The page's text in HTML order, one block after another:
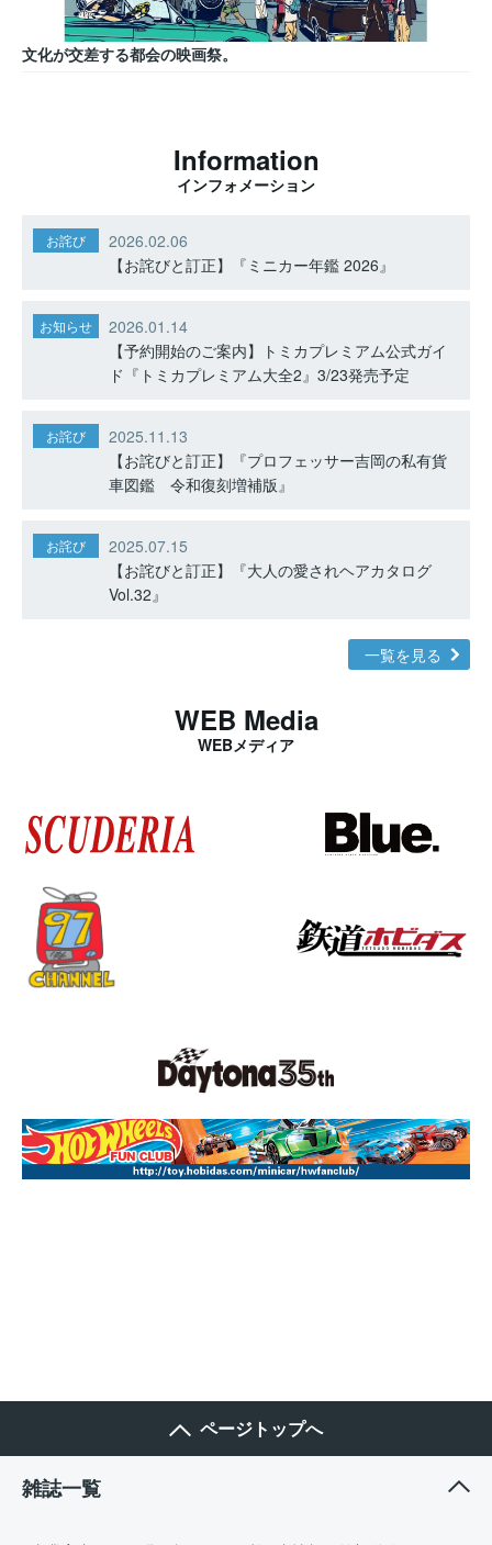
文化が交差する都会の映画祭。
Information
インフォメーション
お詫び
2026.02.06
【お詫びと訂正】『ミニカー年鑑 2026』
お知らせ
2026.01.14
【予約開始のご案内】トミカプレミアム公式ガイ
ド『トミカプレミアム大全2』3/23発売予定
お詫び
2025.11.13
【お詫びと訂正】『プロフェッサー吉岡の私有貨
車図鑑 令和復刻増補版』
お詫び
2025.07.15
【お詫びと訂正】『大人の愛されヘアカタログ
Vol.32』
一覧を見る
WEB Media
WEBメディア
ページトップへ
雑誌一覧